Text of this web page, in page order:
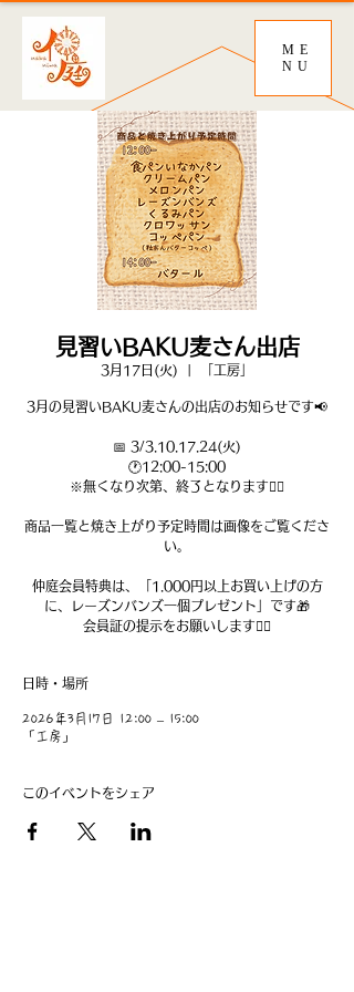
ME
NU
見習いBAKU麦さん出店
3月17日(火) 「工房」
3月の見習いBAKU麦さんの出店のお知らせです📢
📅 3/3.10.17.24(火)
🕐12:00-15:00
※無くなり次第、終了となります🙇‍♀️
商品一覧と焼き上がり予定時間は画像をご覧くださ
い。
仲庭会員特典は、「1.000円以上お買い上げの方
に、レーズンバンズ一個プレゼント」です🎁
日時・場所
2026年3月17日 12:00 – 15:00
「工房」
このイベントをシェア